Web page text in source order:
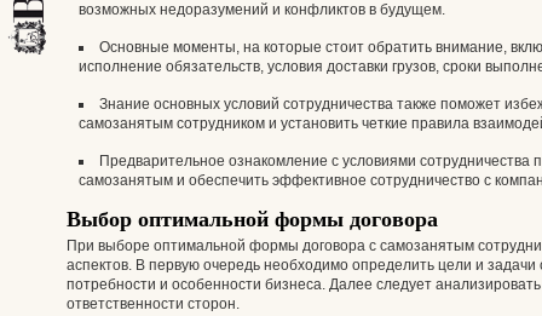
возможных недоразумений и конфликтов в будущем.
Основные моменты, на которые стоит обратить внимание,
исполнение обязательств, условия доставки грузов, сроки
Знание основных условий сотрудничества также поможет
самозанятым сотрудником и установить четкие правила
Предварительное ознакомление с условиями сотрудничества
самозанятым и обеспечить эффективное сотрудничество с
Выбор оптимальной формы договора
При выборе оптимальной формы договора с самозанятым
аспектов. В первую очередь необходимо определить цели и задачи
потребности и особенности бизнеса. Далее следует
ответственности сторон.